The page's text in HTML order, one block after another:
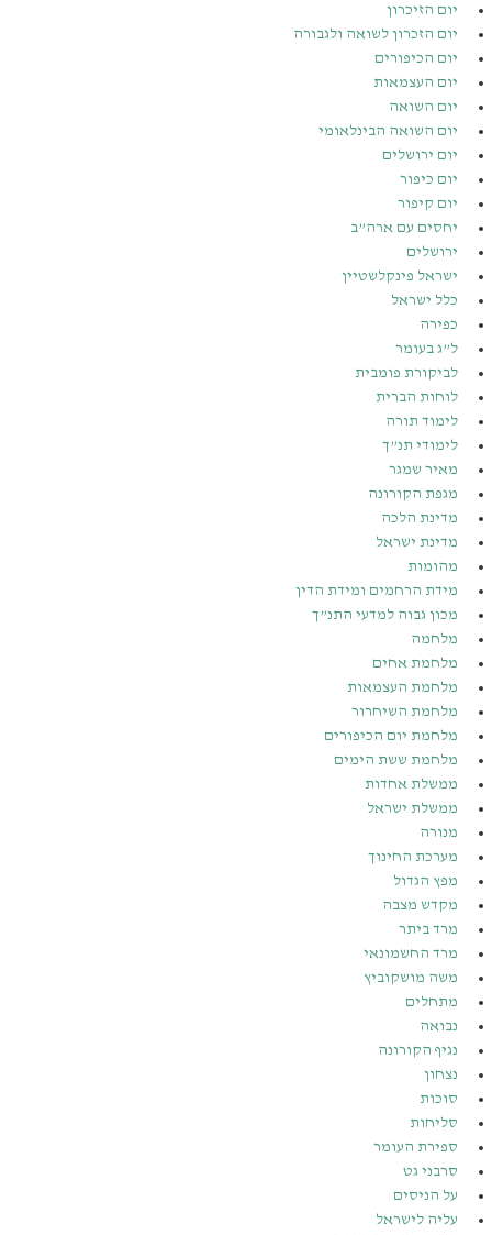
יום הזיכרון
יום הזכרון לשואה ולגבורה
יום הכיפורים
יום העצמאות
יום השואה
יום השואה הבינלאומי
יום ירושלים
יום כיפור
יום קיפור
יחסים עם ארה”ב
ירושלים
ישראל פינקלשטיין
כלל ישראל
כפירה
ל”ג בעומר
לביקורת פומבית
לוחות הברית
לימוד תורה
לימודי תנ”ך
מאיר שמגר
מגפת הקורונה
מדינת הלכה
מדינת ישראל
מהומות
מידת הרחמים ומידת הדין
מכון גבוה למדעי התנ”ך
מלחמה
מלחמת אחים
מלחמת העצמאות
מלחמת השיחרור
מלחמת יום הכיפורים
מלחמת ששת הימים
ממשלת אחדות
ממשלת ישראל
מנורה
מערכת החינוך
מפץ הגדול
מקדש מצבה
מרד ביתר
מרד החשמונאי
משה מושקוביץ
מתחלים
נבואה
נגיף הקורונה
נצחון
סוכות
סליחות
ספירת העומר
סרבני גט
על הניסים
עליה לישראל